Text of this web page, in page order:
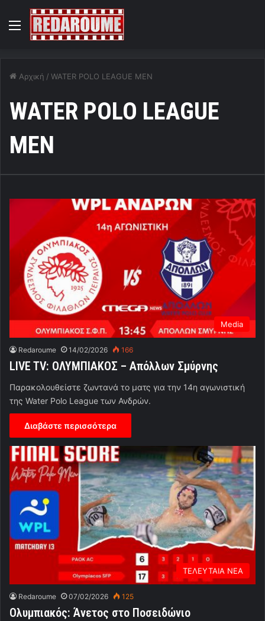
Menu
Αρχική / WATER POLO LEAGUE MEN
WATER POLO LEAGUE
MEN
Media
Redaroume 14/02/2026 166
LIVE TV: ΟΛΥΜΠΙΑΚΟΣ – Απόλλων Σμύρνης
Παρακολουθείστε ζωντανά το ματς για την 14η αγωνιστική
της Water Polo League των Ανδρών.
Διαβάστε περισσότερα
ΤΕΛΕΥΤΑΙΑ ΝΕΑ
Redaroume 07/02/2026 125
Ολυμπιακός: Άνετος στο Ποσειδώνιο